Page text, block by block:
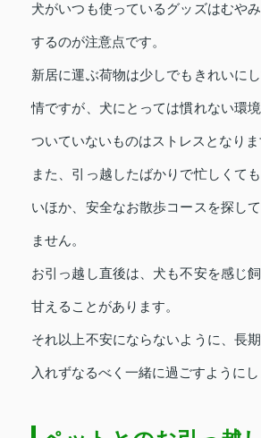
犬がいつも使っているグッズはむや
するのが注意点です。
新居に運ぶ荷物は少しでもきれいに
情ですが、犬にとっては慣れない環
ついていないものはストレスとなりま
また、引っ越したばかりで忙しくて
いほか、安全なお散歩コースを探し
ません。
お引っ越し直後は、犬も不安を感じ
甘えることがあります。
それ以上不安にならないように、長
入れずなるべく一緒に過ごすようにし